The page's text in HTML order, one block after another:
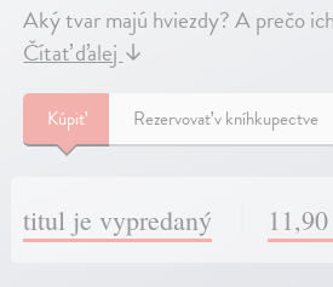
Aký tvar majú hviezdy? A prečo
Čítať ďalej ↓
Kúpiť Rezervovať v kníhkupectve
titul je vypredaný